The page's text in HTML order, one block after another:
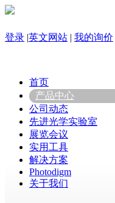
登录 |英文网站 | 我的询价
首页
产品中心
公司动态
先进光学实验室
展览会议
实用工具
解决方案
Photodigm
关于我们